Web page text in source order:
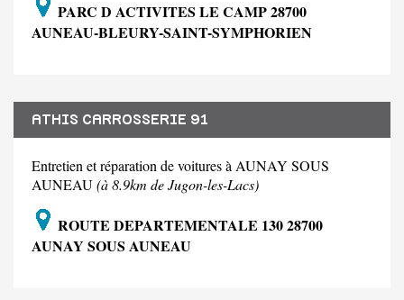
PARC D ACTIVITES LE CAMP 28700
AUNEAU-BLEURY-SAINT-SYMPHORIEN
ATHIS CARROSSERIE 91
Entretien et réparation de voitures à AUNAY SOUS
AUNEAU(à 8.9km de Jugon-les-Lacs)
ROUTE DEPARTEMENTALE 130 28700
AUNAY SOUS AUNEAU